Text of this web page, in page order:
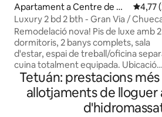
Apartament a Centre de Ma
drid
4,77
4,77
Luxury 2 bd 2 bth - Gran Via /
Remodelació nova! Pis de luxe amb 2
dormitoris, 2 banys complets, sala
d'estar, espai de treball/oficina
cuina totalment equipada. Ubicació
immillorable! Esglaons fins a Chueca
Plaza. A 5 minuts de Gran Via i a 15
minuts del Museu del Prado a peu. El
dormitori principal té un bany privat
Tetuán: prestacions més
allotjaments de lloguer